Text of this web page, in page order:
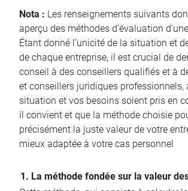
Nota : Les renseignements suivants
aperçu des méthodes d’évaluation
Étant donné l’unicité de la situation et
de chaque entreprise, il est crucial de
conseil à des conseillers qualifiés et à
et conseillers juridiques professionnels,
situation et vos besoins soient pris en
il convient et que la méthode choisie
précisément la juste valeur de votre
mieux adaptée à votre cas personnel
1. La méthode fondée sur la valeur